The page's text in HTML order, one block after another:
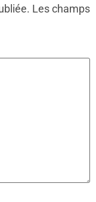
Les champs